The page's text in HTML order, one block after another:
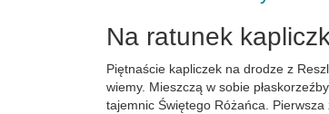
Na ratunek
Piętnaście kapliczek na drodze z
wiemy. Mieszczą w sobie
tajemnic Świętego Różańca.